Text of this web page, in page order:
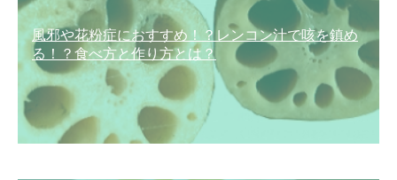
風邪や花粉症におすすめ！？レンコン汁で咳を鎮め
る！？食べ方と作り方とは？